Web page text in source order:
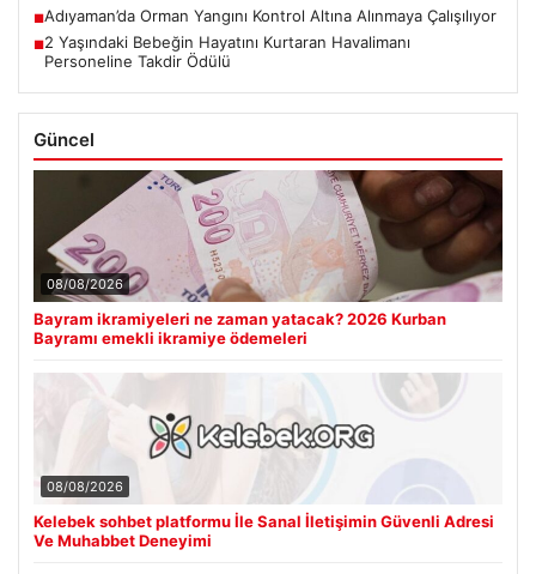
■Adıyaman’da Orman Yangını Kontrol Altına Alınmaya Çalışılıyor
■2 Yaşındaki Bebeğin Hayatını Kurtaran Havalimanı
Personeline Takdir Ödülü
Güncel
08/08/2026
Bayram ikramiyeleri ne zaman yatacak? 2026 Kurban
Bayramı emekli ikramiye ödemeleri
08/08/2026
Kelebek sohbet platformu İle Sanal İletişimin Güvenli Adresi
Ve Muhabbet Deneyimi